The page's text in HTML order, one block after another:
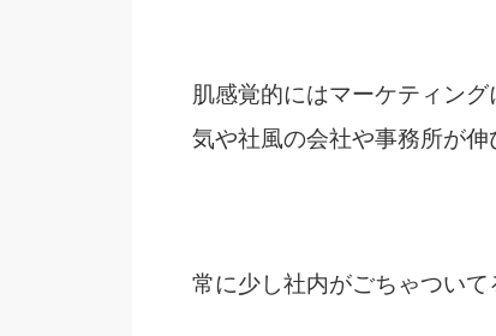
肌感覚的にはマーケティン
気や社風の会社や事務所が伸
常に少し社内がごちゃついて